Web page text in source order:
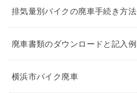
排気量別バイクの廃車手続き方法
廃車書類のダウンロードと記入例
横浜市バイク廃車